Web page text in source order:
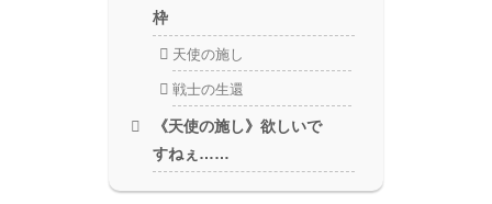
枠
天使の施し
戦士の生還
《天使の施し》欲しいで
すねぇ……